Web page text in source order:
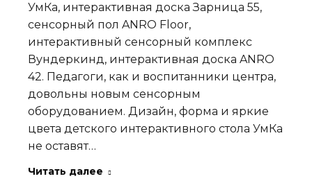
УмКа, интерактивная доска Зарница 55,
сенсорный пол ANRO Floor,
интерактивный сенсорный комплекс
Вундеркинд, интерактивная доска ANRO
42. Педагоги, как и воспитанники центра,
довольны новым сенсорным
оборудованием. Дизайн, форма и яркие
цвета детского интерактивного стола УмКа
не оставят…
Читать далее